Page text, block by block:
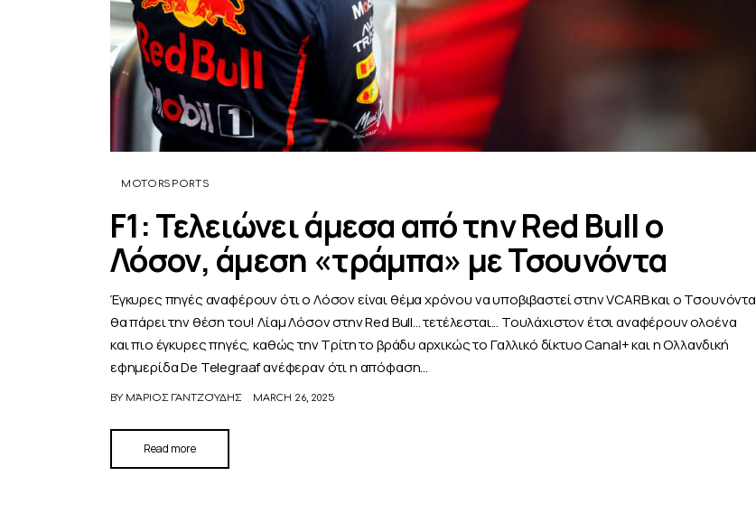
MOTORSPORTS
F1: Τελειώνει άμεσα από την Red Bull ο
Λόσον, άμεση «τράμπα» με Τσουνόντα
Έγκυρες πηγές αναφέρουν ότι ο Λόσον είναι θέμα χρόνου να υποβιβαστεί στην VCARB και ο Τσουνόντα
θα πάρει την θέση του! Λίαμ Λόσον στην Red Bull... τετέλεσται... Τουλάχιστον έτσι αναφέρουν ολοένα
και πιο έγκυρες πηγές, καθώς την Τρίτη το βράδυ αρχικώς το Γαλλικό δίκτυο Canal+ και η Ολλανδική
εφημερίδα De Telegraaf ανέφεραν ότι η απόφαση…
BY ΜΆΡΙΟΣ ΓΑΝΤΖΟΎΔΗΣ MARCH 26, 2025
Read more